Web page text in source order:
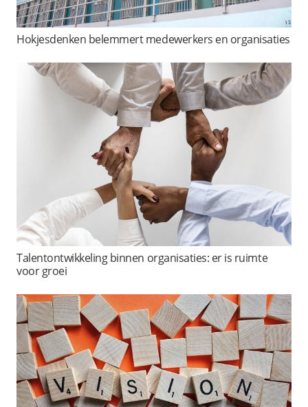
Hokjesdenken belemmert medewerkers en organisaties
Talentontwikkeling binnen organisaties: er is ruimte
voor groei